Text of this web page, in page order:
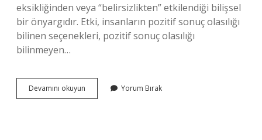
eksikliğinden veya “belirsizlikten” etkilendiği bilişsel
bir önyargıdır. Etki, insanların pozitif sonuç olasılığı
bilinen seçenekleri, pozitif sonuç olasılığı
bilinmeyen…
Devamını okuyun Belirsizlik
Iyi
Yorum Bırak